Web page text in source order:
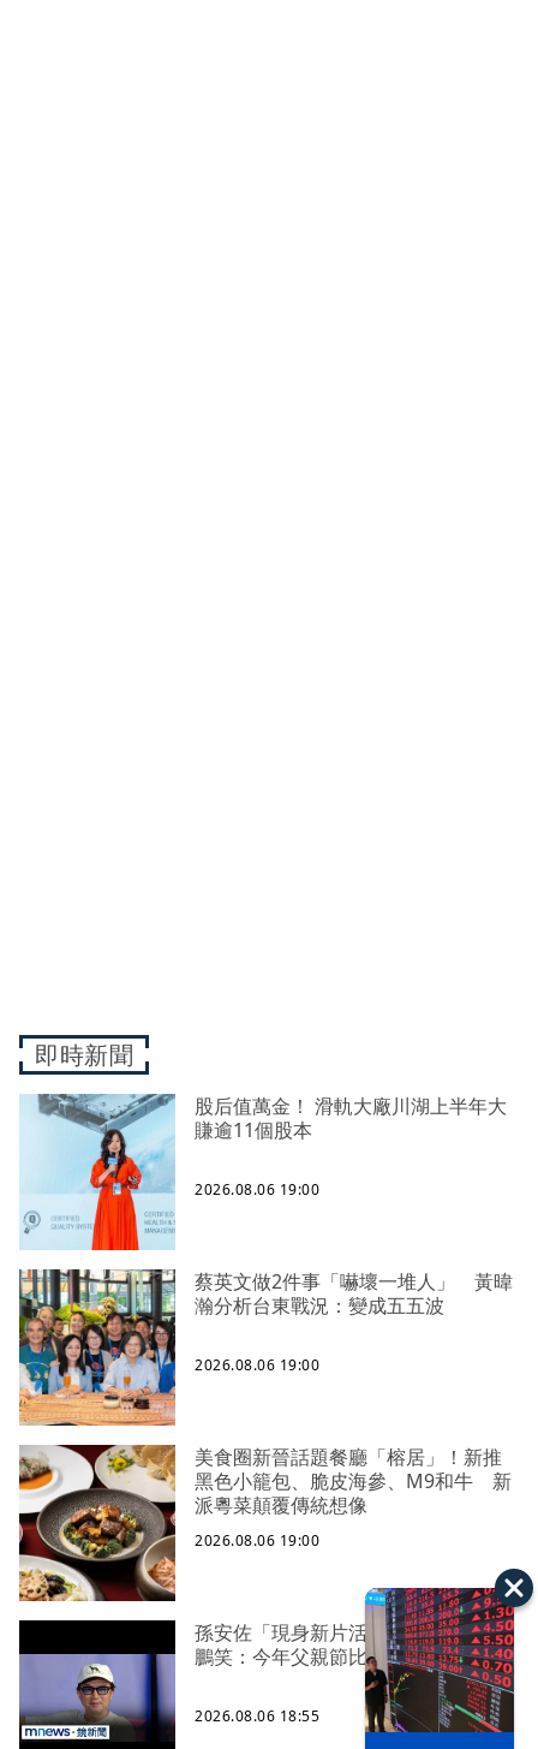
即時新聞
股后值萬金！ 滑軌大廠川湖上半年大
賺逾11個股本
2026.08.06 19:00
蔡英文做2件事「嚇壞一堆人」 黃暐
瀚分析台東戰況：變成五五波
2026.08.06 19:00
美食圈新晉話題餐廳「榕居」！新推
黑色小籠包、脆皮海參、M9和牛 新
派粵菜顛覆傳統想像
2026.08.06 19:00
孫安佐「現身新片活動」挺爸！ 孫
鵬笑：今年父親節比去年輕鬆
2026.08.06 18:55